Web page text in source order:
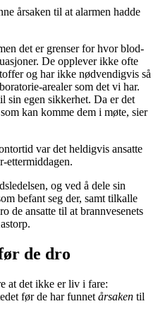
årsaken til at alarmen hadde
det er grenser for hvor blod-
De opplever ikke ofte
og har ikke nødvendigvis så
arealer som det vi har.
sin egen sikkerhet. Da er det
kan komme dem i møte, sier
var det heldigvis ansatte
ettermiddagen.
og ved å dele sin
befant seg der, samt tilkalle
de ansatte til at brannvesenets
de dro
at det ikke er liv i fare:
før de har funnet årsaken til